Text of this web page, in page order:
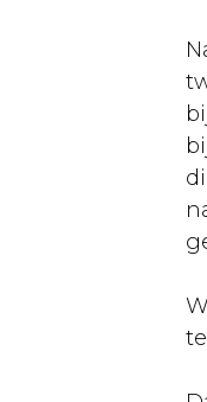
Rassen
Ziekten
Rassen